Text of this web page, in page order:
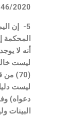
2020).
5- إن
المحكمة
أنه لا
ليست
(70)
ليست
البينات